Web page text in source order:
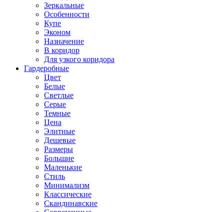
Зеркальные
Особенности
Купе
Эконом
Назначение
В коридор
Для узкого коридора
Гардеробные
Цвет
Белые
Светлые
Серые
Темные
Цена
Элитные
Дешевые
Размеры
Большие
Маленькие
Стиль
Минимализм
Классические
Скандинавские